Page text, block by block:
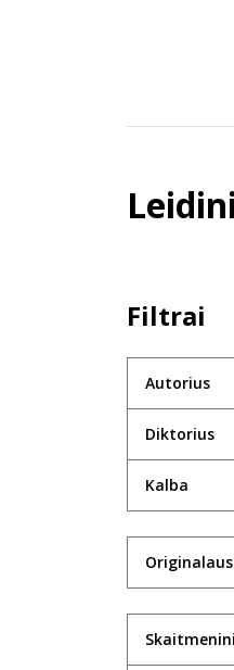
Filtrai
Autorius
Diktorius
Kalba